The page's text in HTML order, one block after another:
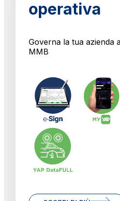
operativa
Governa la tua azienda
MMB